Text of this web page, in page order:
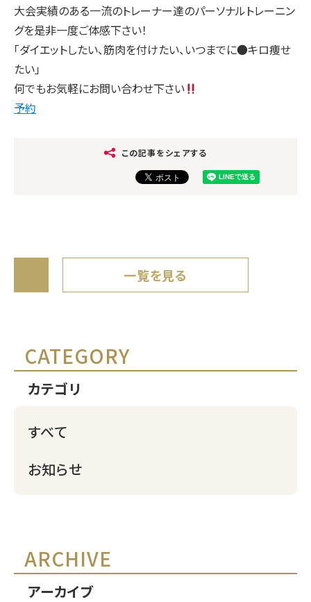
大会実績のある一流のトレーナー達のパーソナルトレーニン
グを是非一度ご体感下さい！
「ダイエットしたい、筋肉を付けたい、いつまでに●キロ痩せ
たい」
何でもお気軽にお問い合わせ下さい
予約
この記事をシェアする
一覧を見る
カテゴリ
CATEGORY
すべて
お知らせ
アーカイブ
ARCHIVE